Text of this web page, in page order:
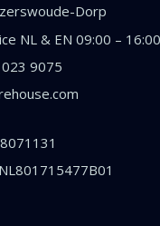
Dorp
NL & EN 09:00 –
9075